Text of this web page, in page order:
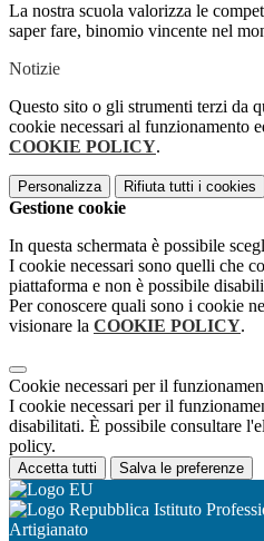
La nostra scuola valorizza le
saper fare, binomio vincente nel
Notizie
Questo sito o gli strumenti terzi da
cookie necessari al funzionamento
COOKIE POLICY.
Personalizza Rifiuta tutti i cookies
Gestione cookie
In questa schermata è possibile
I cookie necessari sono quelli che
piattaforma e non è possibile
Per conoscere quali sono i cookie
visionare la COOKIE POLICY.
Cookie necessari per il
I cookie necessari per il
disabilitati. È possibile consultare
policy.
Accetta tutti Salva le preferenze
Istituto
Artigianato